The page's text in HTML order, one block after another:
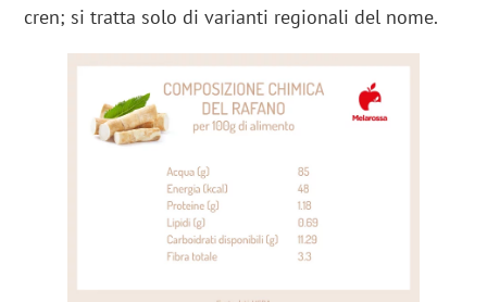
cren; si tratta solo di varianti regionali del nome.